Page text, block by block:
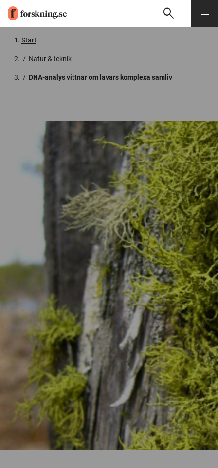
Söksearch Meny
Start
/ Natur & teknik
/ DNA-analys vittnar om lavars komplexa samliv